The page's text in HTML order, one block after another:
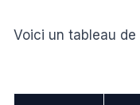
Voici un tableau